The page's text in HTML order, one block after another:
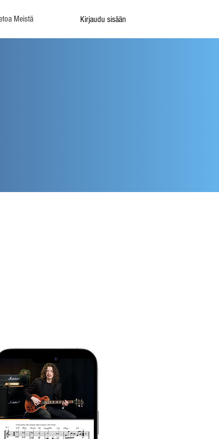
Meistä Kirjaudu sisään